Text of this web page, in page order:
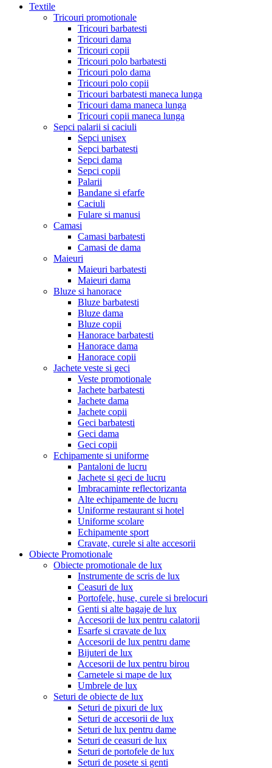
Textile
Tricouri promotionale
Tricouri barbatesti
Tricouri dama
Tricouri copii
Tricouri polo barbatesti
Tricouri polo dama
Tricouri polo copii
Tricouri barbatesti maneca lunga
Tricouri dama maneca lunga
Tricouri copii maneca lunga
Sepci palarii si caciuli
Sepci unisex
Sepci barbatesti
Sepci dama
Sepci copii
Palarii
Bandane si efarfe
Caciuli
Fulare si manusi
Camasi
Camasi barbatesti
Camasi de dama
Maieuri
Maieuri barbatesti
Maieuri dama
Bluze si hanorace
Bluze barbatesti
Bluze dama
Bluze copii
Hanorace barbatesti
Hanorace dama
Hanorace copii
Jachete veste si geci
Veste promotionale
Jachete barbatesti
Jachete dama
Jachete copii
Geci barbatesti
Geci dama
Geci copii
Echipamente si uniforme
Pantaloni de lucru
Jachete si geci de lucru
Imbracaminte reflectorizanta
Alte echipamente de lucru
Uniforme restaurant si hotel
Uniforme scolare
Echipamente sport
Cravate, curele si alte accesorii
Obiecte Promotionale
Obiecte promotionale de lux
Instrumente de scris de lux
Ceasuri de lux
Portofele, huse, curele si brelocuri
Genti si alte bagaje de lux
Accesorii de lux pentru calatorii
Esarfe si cravate de lux
Accesorii de lux pentru dame
Bijuteri de lux
Accesorii de lux pentru birou
Carnetele si mape de lux
Umbrele de lux
Seturi de obiecte de lux
Seturi de pixuri de lux
Seturi de accesorii de lux
Seturi de lux pentru dame
Seturi de ceasuri de lux
Seturi de portofele de lux
Seturi de posete si genti